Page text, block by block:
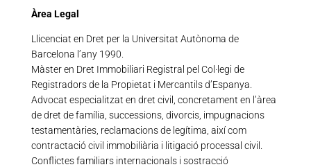
Àrea Legal
Llicenciat en Dret per la Universitat Autònoma de
Barcelona l’any 1990.
Màster en Dret Immobiliari Registral pel Col·legi de
Registradors de la Propietat i Mercantils d’Espanya.
Advocat especialitzat en dret civil, concretament en l’àrea
de dret de família, successions, divorcis, impugnacions
testamentàries, reclamacions de legítima, així com
contractació civil immobiliària i litigació processal civil.
Conflictes familiars internacionals i sostracció